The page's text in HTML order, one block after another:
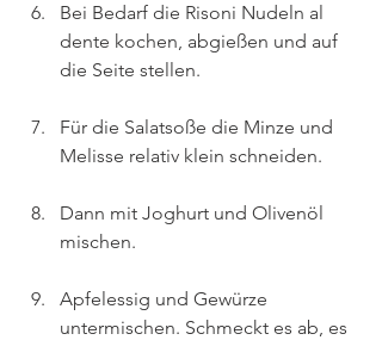
Bei Bedarf die Risoni Nudeln al
dente kochen, abgießen und auf
die Seite stellen.
Für die Salatsoße die Minze und
Melisse relativ klein schneiden.
Dann mit Joghurt und Olivenöl
mischen.
Apfelessig und Gewürze
untermischen. Schmeckt es ab, es